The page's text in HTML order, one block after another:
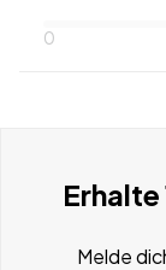
0
Melde